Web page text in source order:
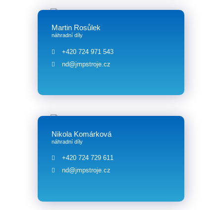
Martin Rosůlek
náhradní díly
+420 724 971 543
nd@jmpstroje.cz
Nikola Komárková
náhradní díly
+420 724 729 611‬
nd@jmpstroje.cz